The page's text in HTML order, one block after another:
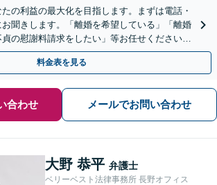
たの利益の最大化を目指します。まずは電話・
聞きします。「離婚を希望している」「離婚
の慰謝料請求をしたい」等お任せください。
設定】
料金表を見る
合わせ メールでお問い合わせ
大野 恭平 弁護士
ベリーベスト法律事務所 長野オフィス